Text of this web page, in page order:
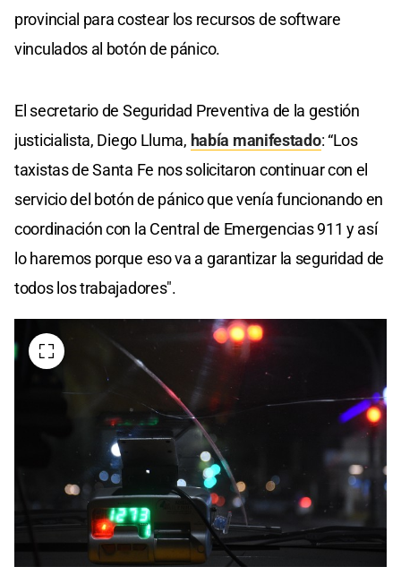
provincial para costear los recursos de software
vinculados al botón de pánico.
El secretario de Seguridad Preventiva de la gestión
justicialista, Diego Lluma, había manifestado: “Los
taxistas de Santa Fe nos solicitaron continuar con el
servicio del botón de pánico que venía funcionando en
coordinación con la Central de Emergencias 911 y así
lo haremos porque eso va a garantizar la seguridad de
todos los trabajadores".